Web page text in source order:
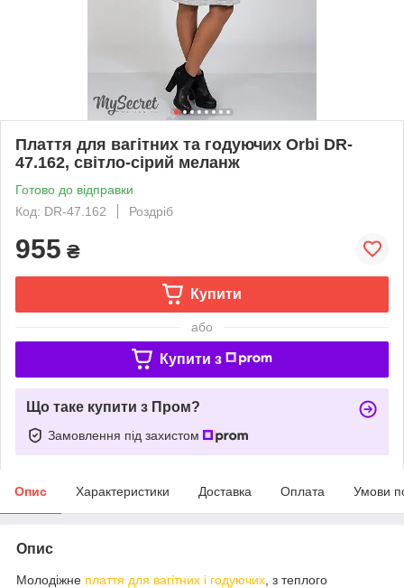
Плаття для вагітних та годуючих Orbi DR-
47.162, світло-сірий меланж
Готово до відправки
Код: DR-47.162
Роздріб
955 ₴
Купити
або
Купити з
Що таке купити з Пром?
Замовлення під захистом
Опис Характеристики Доставка Оплата Умови
Опис
Молодіжне плаття для вагітних і годуючих , з теплого